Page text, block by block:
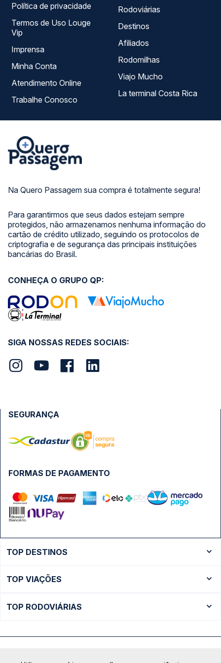
Na Quero Passagem sua compra é totalmente segura!
Para garantirmos que seus dados estejam sempre
protegidos, não armazenamos nenhuma informação do
cartão de crédito utilizado, seguindo os protocolos de
criptografia e de segurança das principais instituições
bancárias do Brasil.
Política de privacidade
Termos de Uso Louge
Vip
Imprensa
Minha Conta
Atendimento Online
Trabalhe Conosco
Rodoviárias
Destinos
Afiliados
Rodomilhas
Viajo Mucho
La terminal Costa Rica
SIGA NOSSAS REDES SOCIAIS:
CONHEÇA O GRUPO QP:
FORMAS DE PAGAMENTO
SEGURANÇA
TOP DESTINOS
Ônibus São Paulo
TOP VIAÇÕES
Passagens Pássaro Marron
TOP RODOVIÁRIAS